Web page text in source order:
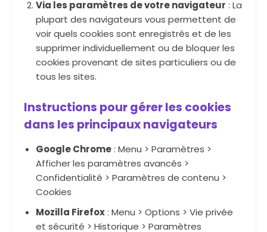
Via les paramètres de votre navigateur : La
plupart des navigateurs vous permettent de
voir quels cookies sont enregistrés et de les
supprimer individuellement ou de bloquer les
cookies provenant de sites particuliers ou de
tous les sites.
Instructions pour gérer les cookies
dans les principaux navigateurs
Google Chrome: Menu > Paramètres >
Afficher les paramètres avancés >
Confidentialité > Paramètres de contenu >
Cookies
Mozilla Firefox: Menu > Options > Vie privée
et sécurité > Historique > Paramètres